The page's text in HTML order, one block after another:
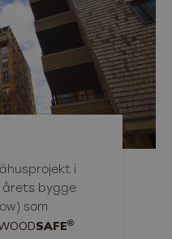
i
årets bygge
som
SAFE®